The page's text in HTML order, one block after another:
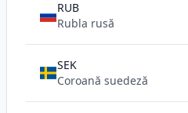
RUB
Rubla rusă
SEK
Coroană suedeză